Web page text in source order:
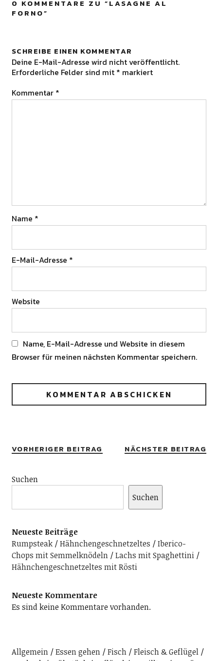
0 KOMMENTARE ZU “LASAGNE AL
FORNO”
SCHREIBE EINEN KOMMENTAR
Deine E-Mail-Adresse wird nicht veröffentlicht.
Erforderliche Felder sind mit * markiert
Kommentar *
Name *
E-Mail-Adresse *
Website
Name, E-Mail-Adresse und Website in diesem
Browser für meinen nächsten Kommentar speichern.
VORHERIGER BEITRAG NÄCHSTER BEITRAG
Suchen
Suchen
Neueste Beiträge
Rumpsteak
Hähnchengeschnetzeltes
Iberico-
Chops mit Semmelknödeln
Lachs mit Spaghettini
Hähnchengeschnetzeltes mit Rösti
Neueste Kommentare
Es sind keine Kommentare vorhanden.
Allgemein Essen gehen Fisch
Fleisch & Geflügel